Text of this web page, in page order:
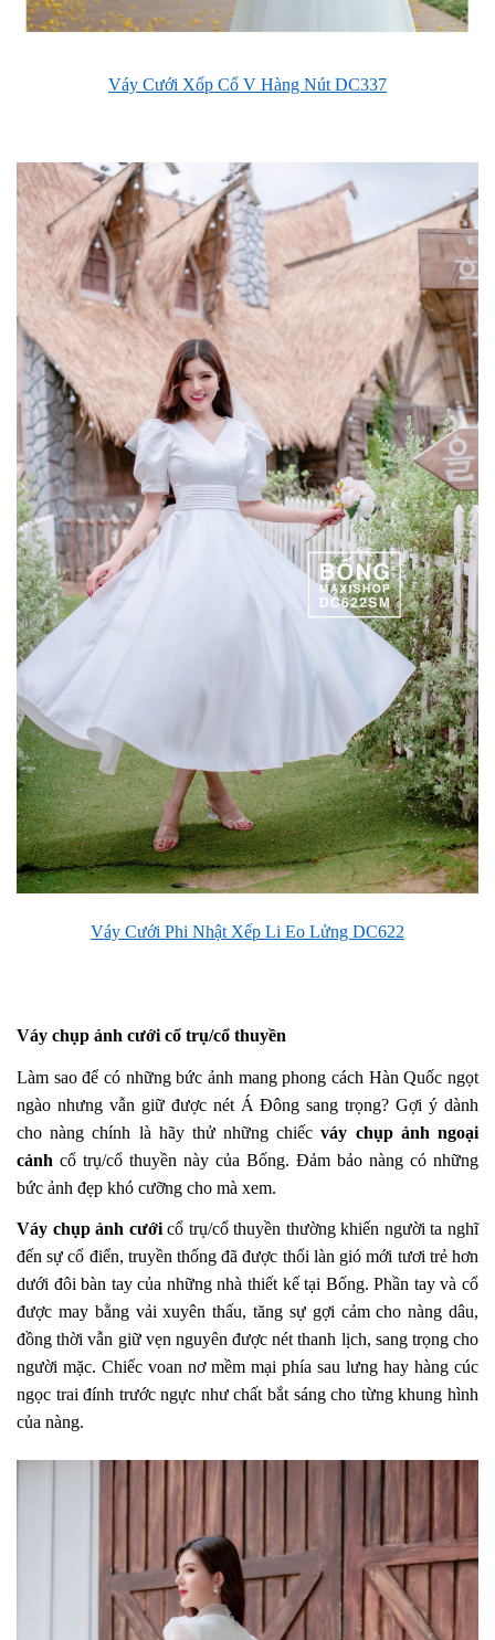
Váy Cưới Xốp Cổ V Hàng Nút DC337
Váy Cưới Phi Nhật Xếp Li Eo Lửng DC622
Váy chụp ảnh cưới cổ trụ/cổ thuyền
Làm sao để có những bức ảnh mang phong cách Hàn Quốc ngọt
ngào nhưng vẫn giữ được nét Á Đông sang trọng? Gợi ý dành
cho nàng chính là hãy thử những chiếcváy chụp ảnh ngoại
cảnh cổ trụ/cổ thuyền này của Bống. Đảm bảo nàng có những
bức ảnh đẹp khó cưỡng cho mà xem.
Váy chụp ảnh cướicổ trụ/cổ thuyền thường khiến người ta nghĩ
đến sự cổ điển, truyền thống đã được thổi làn gió mới tươi trẻ hơn
dưới đôi bàn tay của những nhà thiết kế tại Bống. Phần tay và cổ
được may bằng vải xuyên thấu, tăng sự gợi cảm cho nàng dâu,
đồng thời vẫn giữ vẹn nguyên được nét thanh lịch, sang trọng cho
người mặc. Chiếc voan nơ mềm mại phía sau lưng hay hàng cúc
ngọc trai đính trước ngực như chất bắt sáng cho từng khung hình
của nàng.